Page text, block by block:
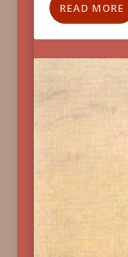
READ MORE